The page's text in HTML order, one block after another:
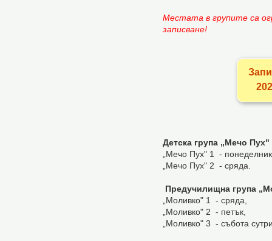
Местата в групите са
записване!
Детска група „Мечо Пух"
„Мечо Пух" 1 -
„Мечо Пух" 2 - сряда.
Предучилищна група
„Моливко" 1 - сряда,
„Моливко" 2 - петък,
„Моливко" 3 - събота